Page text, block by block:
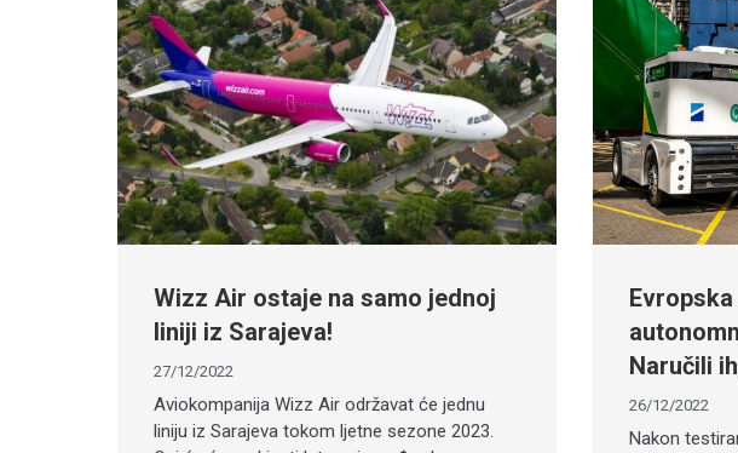
Wizz Air ostaje na samo jednoj
liniji iz Sarajeva!
27/12/2022
Aviokompanija Wizz Air održavat će jednu
liniju iz Sarajeva tokom ljetne sezone 2023.
Naručili
26/12/2022
Nakon